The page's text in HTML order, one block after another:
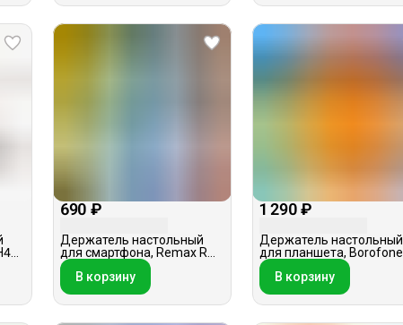
690 ₽
Держатель настольный
для смартфона, Remax RM-
C35, бирюзовый
В корзину
1 290 ₽
Держатель настольный
для планшета, Borofone
BH24, белый
В корзину